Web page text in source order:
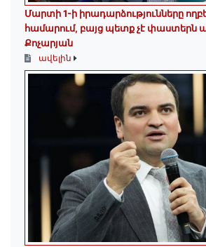
Մարտի 1-ի իրադարձությունները
համարում, բայց պետք չէ փաստերն
Քոչարյան
ավելին